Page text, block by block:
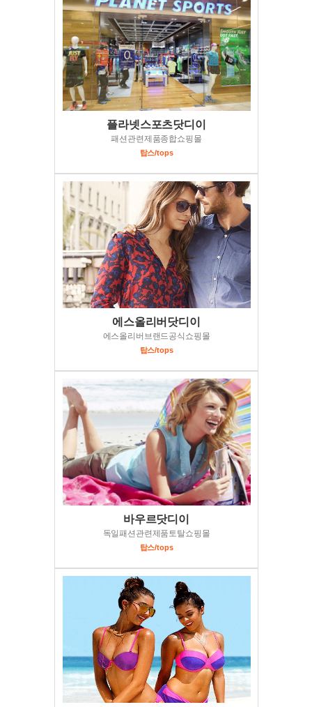
플라넷스포츠닷디이
패션관련제품종합쇼핑몰
탑스/tops
에스올리버닷디이
에스올리버브랜드공식쇼핑몰
탑스/tops
바우르닷디이
독일패션관련제품토탈쇼핑몰
탑스/tops